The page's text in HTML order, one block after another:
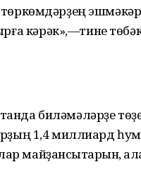
кәрәк»,—тине төбәк
биләмәләрҙе
1,4 миллиард
майҙансыҡтарын,